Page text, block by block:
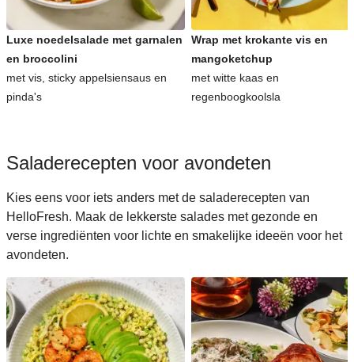
Luxe noedelsalade met garnalen
en broccolini
met vis, sticky appelsiensaus en
pinda's
Wrap met krokante vis en
mangoketchup
met witte kaas en
regenboogkoolsla
Saladerecepten voor avondeten
Kies eens voor iets anders met de saladerecepten van
HelloFresh. Maak de lekkerste salades met gezonde en
verse ingrediënten voor lichte en smakelijke ideeën voor het
avondeten.